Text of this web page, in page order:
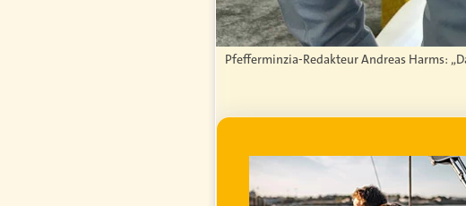
Pfefferminzia-Redakteur Andreas Harms: